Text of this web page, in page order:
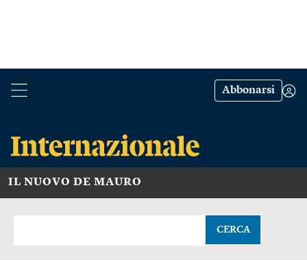
Abbonarsi
IL NUOVO DE MAURO
CERCA